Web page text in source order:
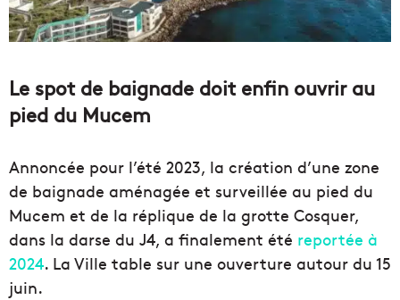
Le spot de baignade doit enfin ouvrir au
pied du Mucem
Annoncée pour l’été 2023, la création d’une zone
de baignade aménagée et surveillée au pied du
Mucem et de la réplique de la grotte Cosquer,
dans la darse du J4, a finalement été reportée à
2024. La Ville table sur une ouverture autour du 15
juin.